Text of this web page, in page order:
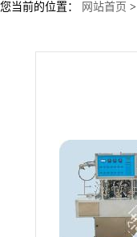
您当前的位置： 网站首页 >